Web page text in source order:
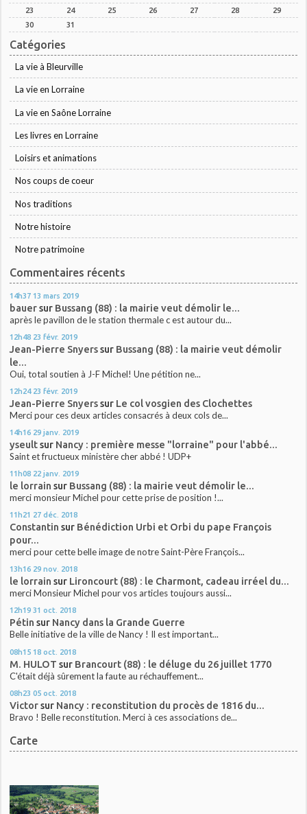
23
24 25 26 27 28
29
30
31
Catégories
La vie à Bleurville
La vie en Lorraine
La vie en Saône Lorraine
Les livres en Lorraine
Loisirs et animations
Nos coups de coeur
Nos traditions
Notre histoire
Notre patrimoine
Commentaires récents
14h37 13 mars 2019
bauersur Bussang (88) : la mairie veut démolir le...
après le pavillon de le station thermale c est autour du...
12h48 23 févr. 2019
Jean-Pierre Snyerssur Bussang (88) : la mairie veut démolir
le...
Oui, total soutien à J-F Michel! Une pétition ne...
12h24 23 févr. 2019
Jean-Pierre Snyerssur Le col vosgien des Clochettes
Merci pour ces deux articles consacrés à deux cols de...
14h16 29 janv. 2019
yseultsur Nancy : première messe "lorraine" pour l'abbé...
Saint et fructueux ministère cher abbé ! UDP+
11h08 22 janv. 2019
le lorrain sur Bussang (88) : la mairie veut démolir le...
merci monsieur Michel pour cette prise de position !...
11h21 27 déc. 2018
Constantin sur Bénédiction Urbi et Orbi du pape François
pour...
merci pour cette belle image de notre Saint-Père François...
13h16 29 nov. 2018
le lorrain sur Lironcourt (88) : le Charmont, cadeau irréel du...
merci Monsieur Michel pour vos articles toujours aussi...
12h19 31 oct. 2018
Pétin sur Nancy dans la Grande Guerre
Belle initiative de la ville de Nancy ! Il est important...
08h15 18 oct. 2018
M. HULOT sur Brancourt (88) : le déluge du 26 juillet 1770
C'était déjà sûrement la faute au réchauffement...
08h23 05 oct. 2018
Victorsur Nancy : reconstitution du procès de 1816 du...
Bravo ! Belle reconstitution. Merci à ces associations de...
Carte